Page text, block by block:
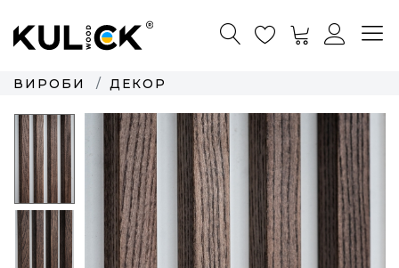
ВИРОБИ ДЕКОР